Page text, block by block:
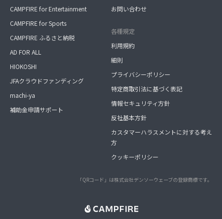
CAMPFIRE for Entertainment
CAMPFIRE for Sports
CAMPFIRE ふるさと納税
AD FOR ALL
HIOKOSHI
JFAクラウドファンディング
machi-ya
補助金申請サポート
お問い合わせ
各種規定
利用規約
細則
プライバシーポリシー
特定商取引法に基づく表記
情報セキュリティ方針
反社基本方針
カスタマーハラスメントに対する考え
方
クッキーポリシー
「QRコード」は株式会社デンソーウェーブの登録商標です。